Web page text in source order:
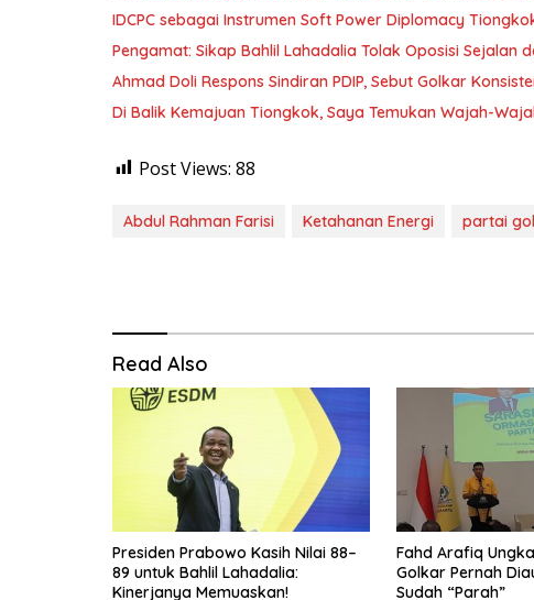
IDCPC sebagai Instrumen Soft Power Diplomacy
Pengamat: Sikap Bahlil Lahadalia Tolak Oposisi Sejalan
Ahmad Doli Respons Sindiran PDIP, Sebut Golkar
Di Balik Kemajuan Tiongkok, Saya Temukan Wajah-
Post Views: 88
Abdul Rahman Farisi Ketahanan Energi partai
Read Also
Presiden Prabowo Kasih Nilai 88–
89 untuk Bahlil Lahadalia:
Kinerjanya Memuaskan!
Fahd Arafiq
Golkar Pernah
Sudah “Parah”